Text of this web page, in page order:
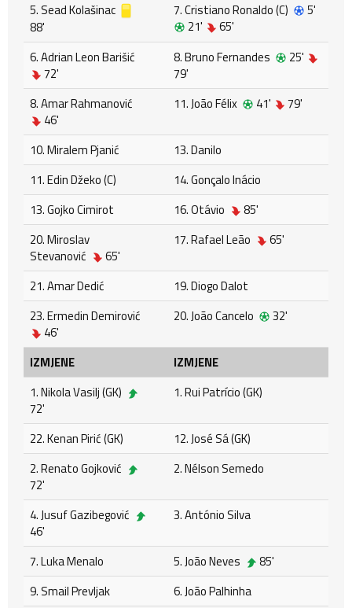
5. Sead Kolašinac
88'
7. Cristiano Ronaldo (C)
5'
21'
65'
6. Adrian Leon Barišić
72'
8. Bruno Fernandes
25'
79'
8. Amar Rahmanović
46'
11. João Félix 41' 79'
10. Miralem Pjanić
13. Danilo
11. Edin Džeko (C)
14. Gonçalo Inácio
13. Gojko Cimirot
16. Otávio
85'
20. Miroslav
Stevanović
65'
17. Rafael Leão 65'
21. Amar Dedić
19. Diogo Dalot
23. Ermedin Demirović
46'
20. João Cancelo 32'
IZMJENE
IZMJENE
1. Nikola Vasilj (GK)
72'
1. Rui Patrício (GK)
22. Kenan Pirić (GK)
12. José Sá (GK)
2. Renato Gojković
72'
2. Nélson Semedo
4. Jusuf Gazibegović
46'
3. António Silva
7. Luka Menalo 5. João Neves
85'
9. Smail Prevljak
6. João Palhinha